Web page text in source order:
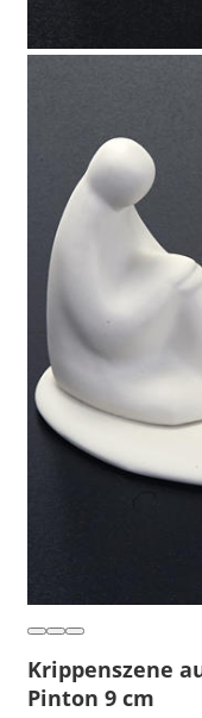
Krippenszene
Pinton 9 cm